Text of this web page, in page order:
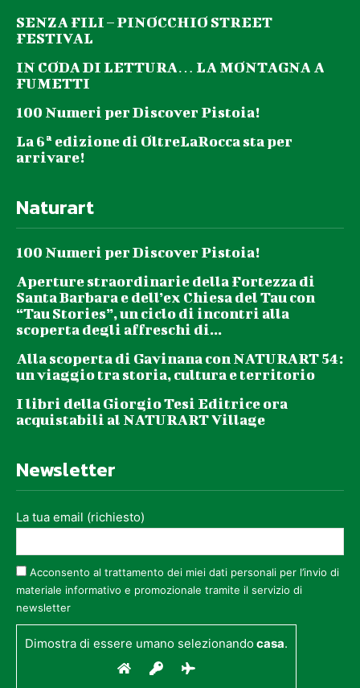
SENZA FILI – PINOCCHIO STREET
FESTIVAL
IN CODA DI LETTURA… LA MONTAGNA A
FUMETTI
100 Numeri per Discover Pistoia!
La 6ª edizione di OltreLaRocca sta per
arrivare!
Naturart
100 Numeri per Discover Pistoia!
Aperture straordinarie della Fortezza di
Santa Barbara e dell’ex Chiesa del Tau con
“Tau Stories”, un ciclo di incontri alla
scoperta degli affreschi di...
Alla scoperta di Gavinana con NATURART 54:
un viaggio tra storia, cultura e territorio
I libri della Giorgio Tesi Editrice ora
acquistabili al NATURART Village
Newsletter
La tua email (richiesto)
Acconsento al trattamento dei miei dati personali per l’invio di
materiale informativo e promozionale tramite il servizio di
newsletter
Dimostra di essere umano selezionandocasa.